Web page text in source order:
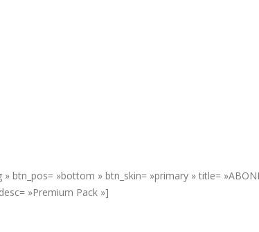
»bottom » btn_skin= »primary » title=
»Premium Pack »]